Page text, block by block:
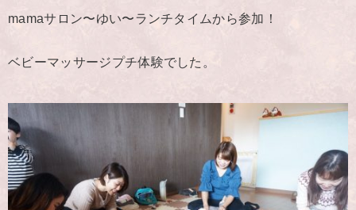
mamaサロン〜ゆい〜ランチタイムから参加！
ベビーマッサージプチ体験でした。